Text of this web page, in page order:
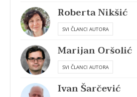
Roberta Nikšić
SVI ČLANCI AUTORA
Marijan Oršolić
SVI ČLANCI AUTORA
Ivan Šarčević